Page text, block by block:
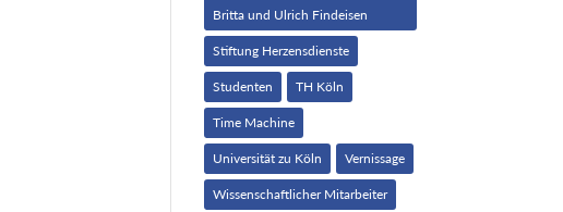
Britta und Ulrich Findeisen
Stiftung Herzensdienste
Studenten TH Köln
Time Machine
Universität zu Köln Vernissage
Wissenschaftlicher Mitarbeiter